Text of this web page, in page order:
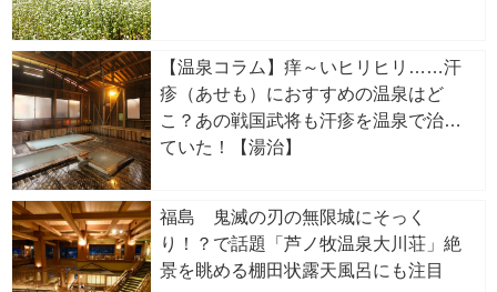
【温泉コラム】痒～いヒリヒリ……汗
疹（あせも）におすすめの温泉はど
こ？あの戦国武将も汗疹を温泉で治し
ていた！【湯治】
福島 鬼滅の刃の無限城にそっく
り！？で話題「芦ノ牧温泉大川荘」絶
景を眺める棚田状露天風呂にも注目